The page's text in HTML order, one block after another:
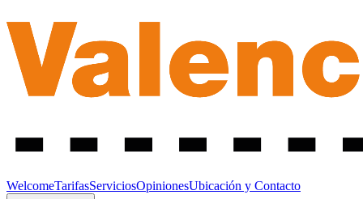
WelcomeTarifasServiciosOpinionesUbicación y Contacto